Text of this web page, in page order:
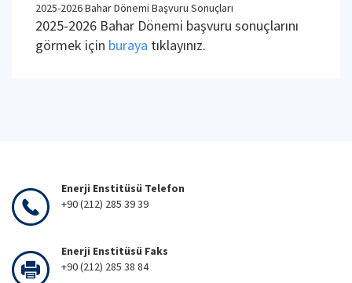
2025-2026 Bahar Dönemi Başvuru Sonuçları
2025-2026 Bahar Dönemi başvuru sonuçlarını
görmek için buraya tıklayınız.
Enerji Enstitüsü Telefon
+90 (212) 285 39 39
Enerji Enstitüsü Faks
+90 (212) 285 38 84